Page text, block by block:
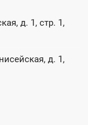
д. 1, стр. 1,
д. 1,